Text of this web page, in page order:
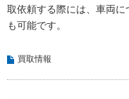
取依頼する際には、車両
も可能です。
買取情報